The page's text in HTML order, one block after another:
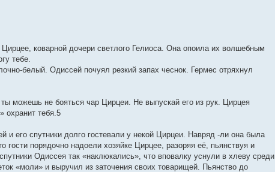
коварной дочери светлого Гелиоса. Она опоила их волшебным
тебе.
белый. Одиссей почуял резкий запах чеснок. Гермес отряхнул
можешь не бояться чар Цирцеи. Не выпускай его из рук. Цирцея
охранит тебя.5
его спутники долго гостевали у некой Цирцеи. Навряд -ли она была
порядочно надоели хозяйке Цирцее, разоряя её, пьянствуя и
Одиссея так «наклюкались», что вповалку уснули в хлеву среди
«моли» и выручил из заточения своих товарищей. Пьянство до